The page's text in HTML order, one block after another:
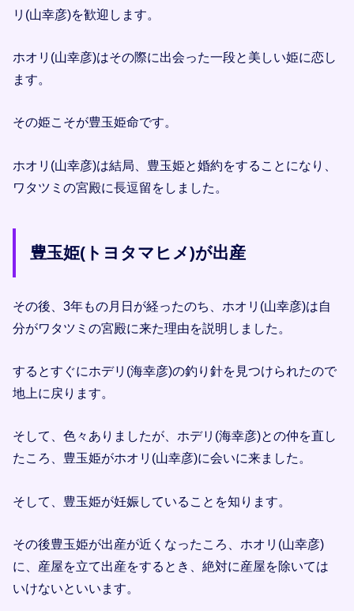
リ(山幸彦)を歓迎します。
ホオリ(山幸彦)はその際に出会った一段と美しい姫に恋し
ます。
その姫こそが豊玉姫命です。
ホオリ(山幸彦)は結局、豊玉姫と婚約をすることになり、
ワタツミの宮殿に長逗留をしました。
豊玉姫(トヨタマヒメ)が出産
その後、3年もの月日が経ったのち、ホオリ(山幸彦)は自
分がワタツミの宮殿に来た理由を説明しました。
するとすぐにホデリ(海幸彦)の釣り針を見つけられたので
地上に戻ります。
そして、色々ありましたが、ホデリ(海幸彦)との仲を直し
たころ、豊玉姫がホオリ(山幸彦)に会いに来ました。
そして、豊玉姫が妊娠していることを知ります。
その後豊玉姫が出産が近くなったころ、ホオリ(山幸彦)
に、産屋を立て出産をするとき、絶対に産屋を除いては
いけないといいます。